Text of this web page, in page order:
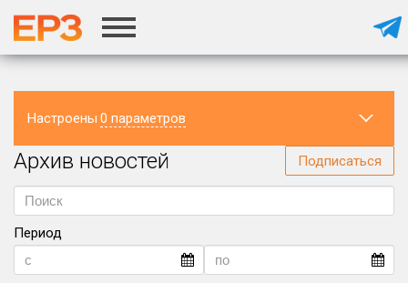
Настроены 0 параметров
Регион
Архив новостей Подписаться
Период